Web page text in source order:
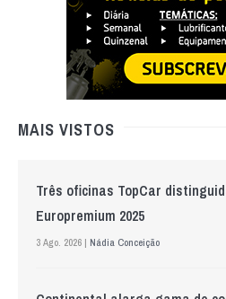
MAIS VISTOS
Três oficinas TopCar
Europremium 2025
3 Ago. 2026 | Nádia Conceição